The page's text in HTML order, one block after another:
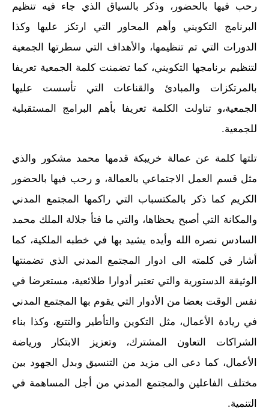
رحب فيها بالحضور، وذكر بالسياق الذي جاء فيه تنظيم
البرنامج التكويني وأهم المحاور التي ارتكز عليها وكذا
الدورات التي تم تنظيمها، والأهداف التي سطرتها الجمعية
لتنظيم برنامجها التكويني، كما تضمنت كلمة الجمعية تعريفا
بالمرتكزات والمبادئ والقناعات التي تأسست عليها
الجمعية،و تناولت الكلمة تعريفا بأهم البرامج المستقبلية
للجمعية.
تلتها كلمة عن عمالة خريبكة قدمها محمد مشكور والذي
مثل قسم العمل الاجتماعي بالعمالة، و رحب فيها بالحضور
الكريم كما ذكر بالمكتسباب التي راكمها المجتمع المدني
والمكانة التي أصبح يحظاها، والتي ما فتأ جلالة الملك محمد
السادس نصره الله وأيده يشيد بها في خطبه الملكية، كما
أشار في كلمته الى ادوار المجتمع المدني الذي تضمنتها
الوثيقة الدستورية والتي تعتبر أدوارا طلائعية، مستعرضا في
نفس الوقت بعضا من الأدوار التي يقوم بها المجتمع المدني
في ريادة الأعمال، مثل التكوين والتأطير والتتبع، وكذا بناء
الشراكات التعاون المشترك، وتعزيز الابتكار ورياضة
الأعمال، كما دعى الى مزيد من التنسيق وبدل الجهود بين
مختلف الفاعلين والمجتمع المدني من أجل المساهمة في
التنمية.